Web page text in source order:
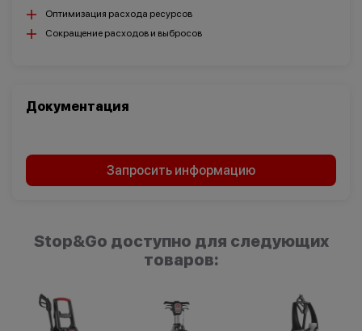
Документация
Запросить информацию
Оптимизация расхода ресурсов
Сокращение расходов и выбросов
Stop&Go доступно для следующих
товаров:
Логистика